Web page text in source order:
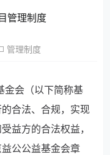
管理制度
管理制度
金会（以下简称基
合法、合规，实现
益方的合法权益，
公公益基金会章